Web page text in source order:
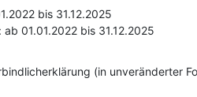
bis 31.12.2025
ab 01.01.2022 bis 31.12.2025
(in unveränderter